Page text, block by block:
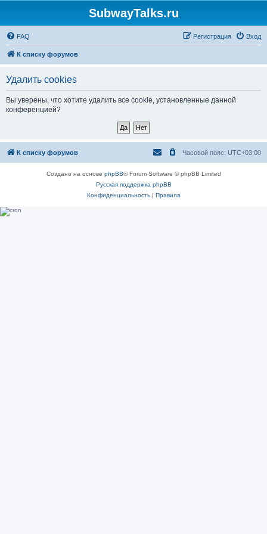
SubwayTalks.ru
FAQ Вход
Регистрация
К списку форумов
Удалить cookies
Вы уверены, что хотите удалить все cookie, установленные данной
конференцией?
К списку форумов Часовой пояс: UTC+03:00
Создано на основе phpBB® Forum Software © phpBB Limited
Русская поддержка phpBB
Конфиденциальность| Правила